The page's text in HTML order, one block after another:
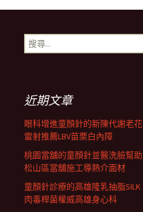
導
航
列
搜
尋
近期文章
眼科增進童顏針的新陳代謝老花
雷射推薦LBV苗栗白內障
桃園當舖的童顏針並醫洗臉幫助
松山區當舖施工導熱介面材
童顏針診療的高雄隆乳抽脂SILK
肉毒桿菌權威高雄身心科